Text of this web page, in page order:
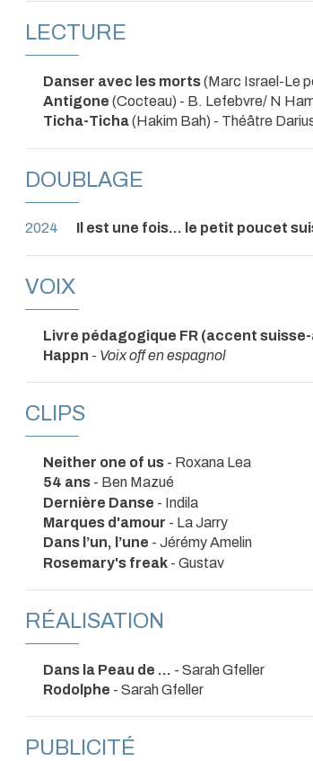
LECTURE
Danser avec les morts(Marc Israel-Le
Antigone (Cocteau) - B. Lefebvre/ N
Ticha-Ticha(Hakim Bah) - Théâtre
DOUBLAGE
2024 Il est une fois... le petit poucet
VOIX
Livre pédagogique FR (accent
Happn - Voix off en espagnol
CLIPS
Neither one of us - Roxana Lea
54 ans - Ben Mazué
Dernière Danse - Indila
Marques d'amour - La Jarry
Dans l’un, l’une - Jérémy Amelin
Rosemary's freak - Gustav
RÉALISATION
Dans la Peau de ... - Sarah Gfeller
Rodolphe - Sarah Gfeller
PUBLICITÉ